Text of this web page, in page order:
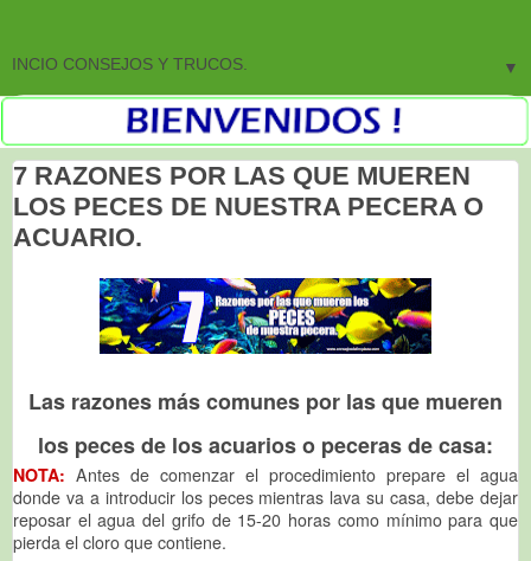
▼
7 RAZONES POR LAS QUE MUEREN
LOS PECES DE NUESTRA PECERA O
ACUARIO.
Las razones más comunes por las que mueren
los peces de los acuarios o peceras de casa:
NOTA: Antes de comenzar el procedimiento prepare el agua
donde va a introducir los peces mientras lava su casa, debe dejar
reposar el agua del grifo de 15-20 horas como mínimo para que
pierda el cloro que contiene.